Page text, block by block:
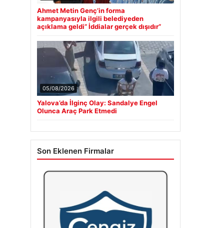
Ahmet Metin Genç’in forma
kampanyasıyla ilgili belediyeden
açıklama geldi” İddialar gerçek dışıdır”
05/08/2026
Yalova’da İlginç Olay: Sandalye Engel
Olunca Araç Park Etmedi
Son Eklenen Firmalar